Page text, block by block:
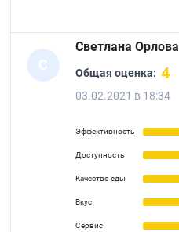
С
Светлана Орлова
Общая оценка: 4
03.02.2021 в 18:34
Эффективность
Доступность
Качество еды
Вкус
Сервис